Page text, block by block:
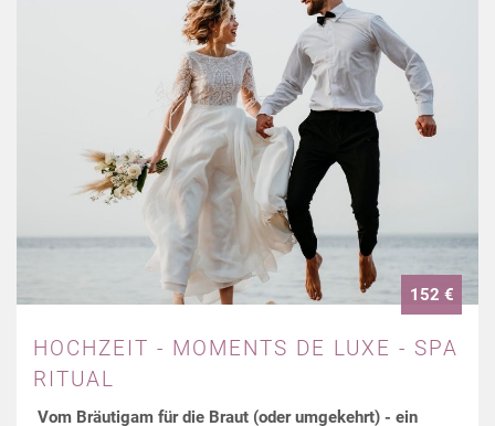
152 €
HOCHZEIT - MOMENTS DE LUXE - SPA
RITUAL
Vom Bräutigam für die Braut (oder umgekehrt) - ein